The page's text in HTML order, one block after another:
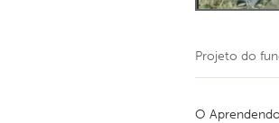
Projeto do
O